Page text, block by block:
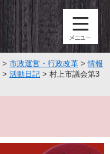
> 市政運営・行政改革 >情報
> 活動日記 > 村上市議会第3